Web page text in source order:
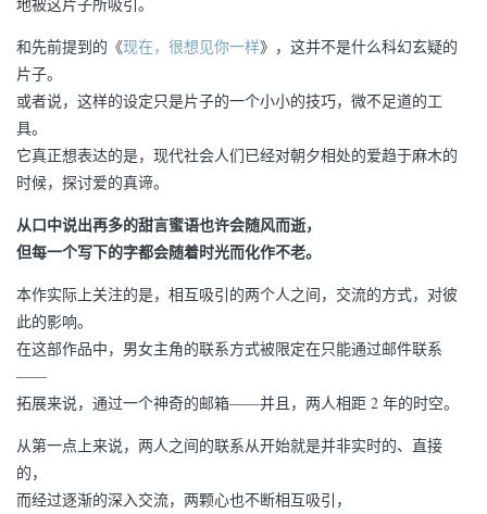
和先前提到的《现在，很想见你一样》，这并不是什么科幻玄疑的
片子。
或者说，这样的设定只是片子的一个小小的技巧，微不足道的工
具。
它真正想表达的是，现代社会人们已经对朝夕相处的爱趋于麻木的
时候，探讨爱的真谛。
从口中说出再多的甜言蜜语也许会随风而逝，
但每一个写下的字都会随着时光而化作不老。
本作实际上关注的是，相互吸引的两个人之间，交流的方式，对彼
此的影响。
在这部作品中，男女主角的联系方式被限定在只能通过邮件联系
——
拓展来说，通过一个神奇的邮箱——并且，两人相距 2 年的时空。
从第一点上来说，两人之间的联系从开始就是并非实时的、直接
的，
而经过逐渐的深入交流，两颗心也不断相互吸引，